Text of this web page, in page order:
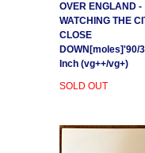
OVER ENGLAND -
WATCHING THE
CLOSE
DOWN[moles]'90/
Inch (vg++/vg+)
SOLD OUT